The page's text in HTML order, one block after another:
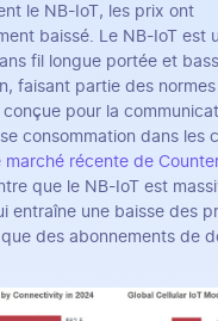
le NB-IoT, les prix ont
baissé. Le NB-IoT est
fil longue portée et
faisant partie des
pour la
consommation dans les
marché récente de
que le NB-IoT est
entraîne une baisse des
des abonnements de